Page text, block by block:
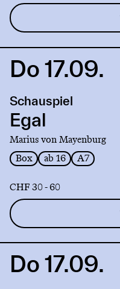
Link
Egal
Do 17.09.
Schauspiel
Egal
Marius von Mayenburg
Box
ab 16 A7
CHF 30 - 60
LinkDo 17.09.